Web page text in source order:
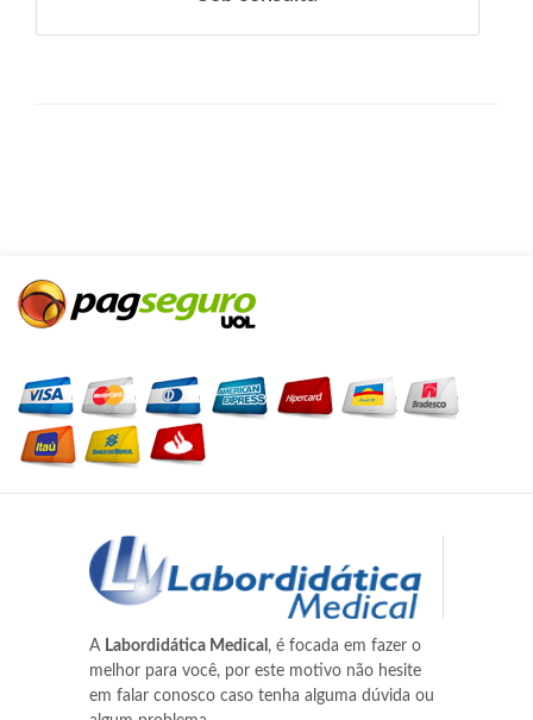
A Labordidática Medical , é focada em fazer o
melhor para você, por este motivo não hesite
em falar conosco caso tenha alguma dúvida ou